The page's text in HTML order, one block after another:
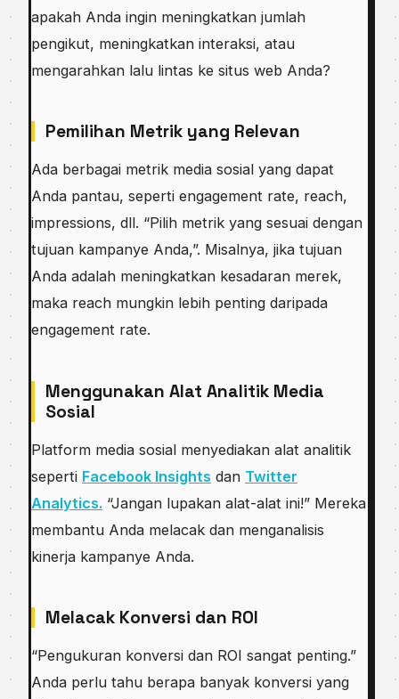
apakah Anda ingin meningkatkan jumlah
pengikut, meningkatkan interaksi, atau
mengarahkan lalu lintas ke situs web Anda?
Pemilihan Metrik yang Relevan
Ada berbagai metrik media sosial yang dapat
Anda pantau, seperti engagement rate, reach,
impressions, dll. “Pilih metrik yang sesuai dengan
tujuan kampanye Anda,”. Misalnya, jika tujuan
Anda adalah meningkatkan kesadaran merek,
maka reach mungkin lebih penting daripada
engagement rate.
Menggunakan Alat Analitik Media
Sosial
Platform media sosial menyediakan alat analitik
seperti Facebook Insights dan Twitter
Analytics. “Jangan lupakan alat-alat ini!” Mereka
membantu Anda melacak dan menganalisis
kinerja kampanye Anda.
Melacak Konversi dan ROI
“Pengukuran konversi dan ROI sangat penting.”
Anda perlu tahu berapa banyak konversi yang